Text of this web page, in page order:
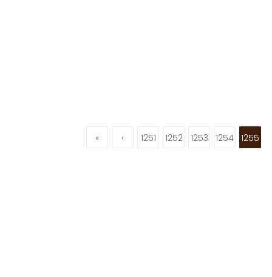
« ‹ 1251 1252 1253 1254 1255